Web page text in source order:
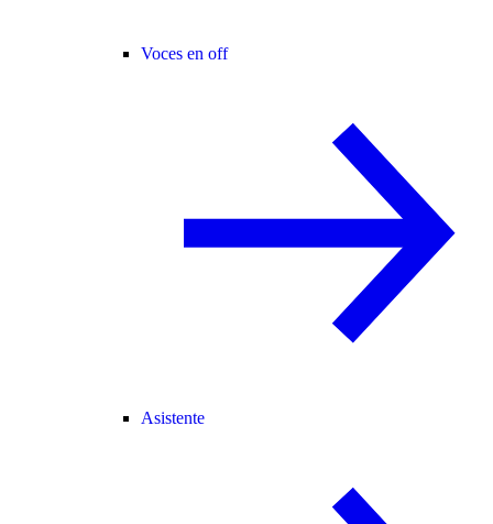
Voces en off
Asistente